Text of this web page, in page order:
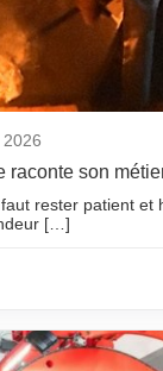
2026
raconte son
rester patient et
[…]